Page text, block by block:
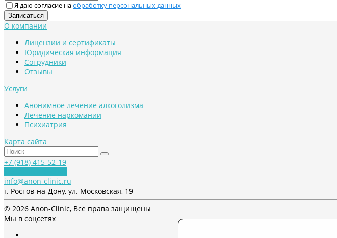
Я даю согласие наобработку персональных данных
О компании
Лицензии и сертификаты
Юридическая информация
Сотрудники
Отзывы
Услуги
Анонимное лечение алкоголизма
Лечение наркомании
Психиатрия
Карта сайта
+7 (918) 415-52-19
info@anon-clinic.ru
г. Ростов-на-Дону, ул. Московская, 19
© 2026 Anon-Clinic, Все права защищены
Мы в соцсетях